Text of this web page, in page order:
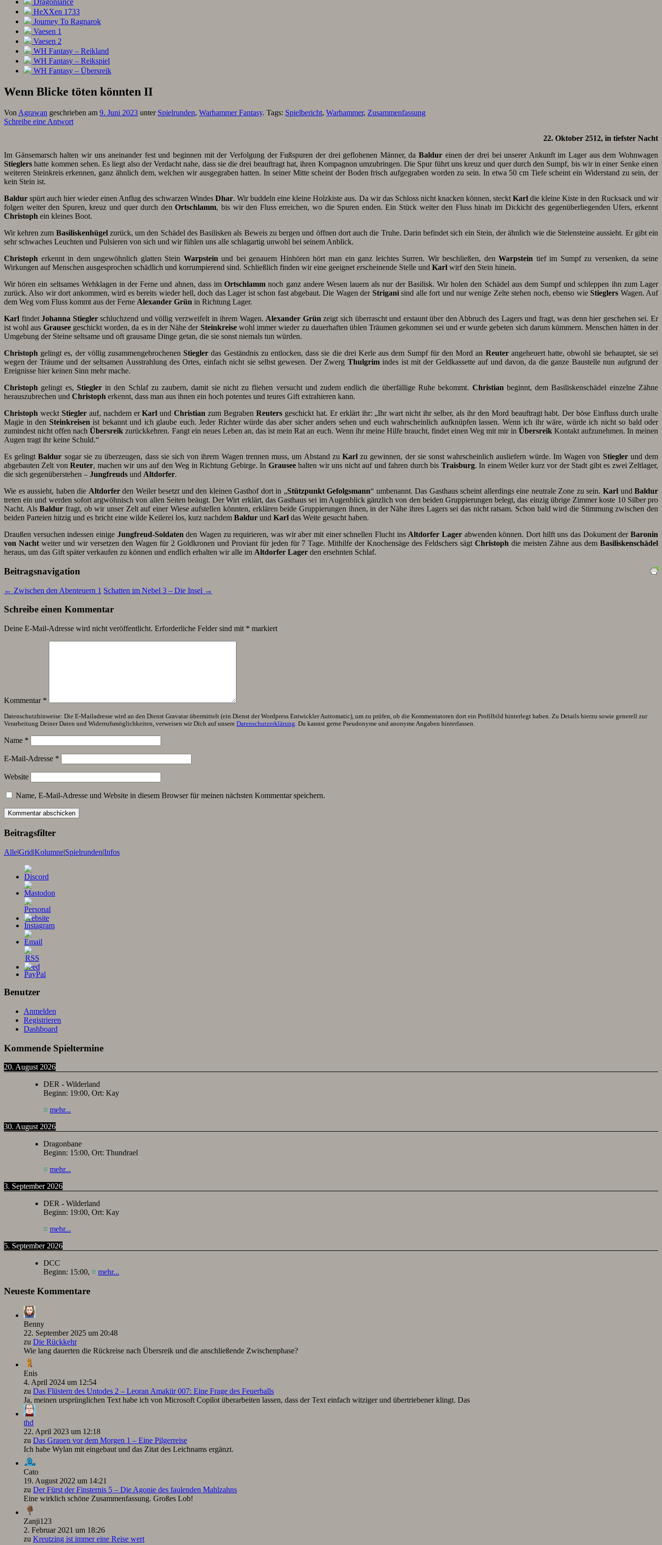
Dragonlance
HeXXen 1733
Journey To Ragnarok
Vaesen 1
Vaesen 2
WH Fantasy – Reikland
WH Fantasy – Reikspiel
WH Fantasy – Übersreik
Wenn Blicke töten könnten II
Von Agrawan geschrieben am 9. Juni 2023 unter Spielrunden, Warhammer Fantasy. Tags: Spielbericht, Warhammer, Zusammenfassung
Schreibe eine Antwort
22. Oktober 2512, in tiefster Nacht
Im Gänsemarsch halten wir uns aneinander fest und beginnen mit der Verfolgung der Fußspuren der drei geflohenen Männer, daBaldur einen der drei bei unserer Ankunft im Lager aus dem Wohnwagen
Stieglers hatte kommen sehen. Es liegt also der Verdacht nahe, dass sie die drei beauftragt hat, ihren Kompagnon umzubringen. Die Spur führt uns kreuz und quer durch den Sumpf, bis wir in einer Senke einen
weiteren Steinkreis erkennen, ganz ähnlich dem, welchen wir ausgegraben hatten. In seiner Mitte scheint der Boden frisch aufgegraben worden zu sein. In etwa 50 cm Tiefe scheint ein Widerstand zu sein, der
kein Stein ist.
Baldur spürt auch hier wieder einen Anflug des schwarzen WindesDhar. Wir buddeln eine kleine Holzkiste aus. Da wir das Schloss nicht knacken können, steckt Karldie kleine Kiste in den Rucksack und wir
folgen weiter den Spuren, kreuz und quer durch denOrtschlamm, bis wir den Fluss erreichen, wo die Spuren enden. Ein Stück weiter den Fluss hinab im Dickicht des gegenüberliegenden Ufers, erkennt
Christoph ein kleines Boot.
Wir kehren zum Basiliskenhügelzurück, um den Schädel des Basilisken als Beweis zu bergen und öffnen dort auch die Truhe. Darin befindet sich ein Stein, der ähnlich wie die Stelensteine aussieht. Er gibt ein
sehr schwaches Leuchten und Pulsieren von sich und wir fühlen uns alle schlagartig unwohl bei seinem Anblick.
Christoph erkennt in dem ungewöhnlich glatten Stein Warpstein und bei genauem Hinhören hört man ein ganz leichtes Surren. Wir beschließen, denWarpstein tief im Sumpf zu versenken, da seine
Wirkungen auf Menschen ausgesprochen schädlich und korrumpierend sind. Schließlich finden wir eine geeignet erscheinende Stelle und Karl wirf den Stein hinein.
Wir hören ein seltsames Wehklagen in der Ferne und ahnen, dass imOrtschlamm noch ganz andere Wesen lauern als nur der Basilisk. Wir holen den Schädel aus dem Sumpf und schleppen ihn zum Lager
zurück. Also wir dort ankommen, wird es bereits wieder hell, doch das Lager ist schon fast abgebaut. Die Wagen der Striganisind alle fort und nur wenige Zelte stehen noch, ebenso wieStieglers Wagen. Auf
dem Weg vom Fluss kommt aus der Ferne Alexander Grün in Richtung Lager.
Karl findetJohanna Stieglerschluchzend und völlig verzweifelt in ihrem Wagen. Alexander Grün zeigt sich überrascht und erstaunt über den Abbruch des Lagers und fragt, was denn hier geschehen sei. Er
ist wohl aus Grauseegeschickt worden, da es in der Nähe der Steinkreisewohl immer wieder zu dauerhaften üblen Träumen gekommen sei und er wurde gebeten sich darum kümmern. Menschen hätten in der
Umgebung der Steine seltsame und oft grausame Dinge getan, die sie sonst niemals tun würden.
Christoph gelingt es, der völlig zusammengebrochenenStiegler das Geständnis zu entlocken, dass sie die drei Kerle aus dem Sumpf für den Mord an Reuterangeheuert hatte, obwohl sie behauptet, sie sei
wegen der Träume und der seltsamen Ausstrahlung des Ortes, einfach nicht sie selbst gewesen. Der Zwerg Thulgrimindes ist mit der Geldkassette auf und davon, da die ganze Baustelle nun aufgrund der
Ereignisse hier keinen Sinn mehr mache.
Christoph gelingt es, Stieglerin den Schlaf zu zaubern, damit sie nicht zu fliehen versucht und zudem endlich die überfällige Ruhe bekommt. Christian beginnt, dem Basiliskenschädel einzelne Zähne
herauszubrechen und Christoph erkennt, dass man aus ihnen ein hoch potentes und teures Gift extrahieren kann.
Christoph weckt Stieglerauf, nachdem erKarl undChristian zum Begraben Reutersgeschickt hat. Er erklärt ihr: „Ihr wart nicht ihr selber, als ihr den Mord beauftragt habt. Der böse Einfluss durch uralte
Magie in den Steinkreisen ist bekannt und ich glaube euch. Jeder Richter würde das aber sicher anders sehen und euch wahrscheinlich aufknüpfen lassen. Wenn ich ihr wäre, würde ich nicht so bald oder
zumindest nicht offen nachÜbersreik zurückkehren. Fangt ein neues Leben an, das ist mein Rat an euch. Wenn ihr meine Hilfe braucht, findet einen Weg mit mir in ÜbersreikKontakt aufzunehmen. In meinen
Augen tragt ihr keine Schuld.“
Es gelingtBaldur sogar sie zu überzeugen, dass sie sich von ihrem Wagen trennen muss, um Abstand zu Karlzu gewinnen, der sie sonst wahrscheinlich ausliefern würde. Im Wagen von Stieglerund dem
abgebauten Zelt vonReuter, machen wir uns auf den Weg in Richtung Gebirge. In Grauseehalten wir uns nicht auf und fahren durch bis Traisburg. In einem Weiler kurz vor der Stadt gibt es zwei Zeltlager,
die sich gegenüberstehen – Jungfreuds und Altdorfer.
Wie es aussieht, haben die Altdorferden Weiler besetzt und den kleinen Gasthof dort in „Stützpunkt Gefolgsmann“ umbenannt. Das Gasthaus scheint allerdings eine neutrale Zone zu sein.Karl undBaldur
treten ein und werden sofort argwöhnisch von allen Seiten beäugt. Der Wirt erklärt, das Gasthaus sei im Augenblick gänzlich von den beiden Gruppierungen belegt, das einzig übrige Zimmer koste 10 Silber pro
Nacht. AlsBaldur fragt, ob wir unser Zelt auf einer Wiese aufstellen könnten, erklären beide Gruppierungen ihnen, in der Nähe ihres Lagers sei das nicht ratsam. Schon bald wird die Stimmung zwischen den
beiden Parteien hitzig und es bricht eine wilde Keilerei los, kurz nachdem Baldur und Karl das Weite gesucht haben.
Draußen versuchen indessen einige Jungfreud-Soldaten den Wagen zu requirieren, was wir aber mit einer schnellen Flucht ins Altdorfer Lager abwenden können. Dort hilft uns das Dokument derBaronin
von Nachtweiter und wir versetzen den Wagen für 2 Goldkronen und Proviant für jeden für 7 Tage. Mithilfe der Knochensäge des Feldschers sägtChristoph die meisten Zähne aus demBasiliskenschädel
heraus, um das Gift später verkaufen zu können und endlich erhalten wir alle im Altdorfer Lager den ersehnten Schlaf.
Beitragsnavigation
← Zwischen den Abenteuern 1 Schatten im Nebel 3 – Die Insel →
Schreibe einen Kommentar
Deine E-Mail-Adresse wird nicht veröffentlicht. Erforderliche Felder sind mit * markiert
Kommentar *
Datenschutzhinweise: Die E-Mailadresse wird an den Dienst Gravatar übermittelt (ein Dienst der Wordpress Entwickler Auttomatic), um zu prüfen, ob die Kommentatoren dort ein Profilbild hinterlegt haben. Zu Details hierzu sowie generell zur
Verarbeitung Deiner Daten und Widerrufsmöglichkeiten, verweisen wir Dich auf unsere Datenschutzerklärung. Du kannst gerne Pseudonyme und anonyme Angaben hinterlassen.
Name *
E-Mail-Adresse *
Website
Name, E-Mail-Adresse und Website in diesem Browser für meinen nächsten Kommentar speichern.
Beitragsfilter
Alle|Grid|Kolumne|Spielrunden|Infos
Benutzer
Anmelden
Registrieren
Dashboard
Kommende Spieltermine
20. August 2026
DER - Wilderland
Beginn: 19:00, Ort: Kay
≡ mehr...
30. August 2026
Dragonbane
Beginn: 15:00, Ort: Thundrael
≡ mehr...
3. September 2026
DER - Wilderland
Beginn: 19:00, Ort: Kay
≡ mehr...
5. September 2026
DCC
Beginn: 15:00, ≡ mehr...
Neueste Kommentare
Benny
22. September 2025 um 20:48
zu Die Rückkehr
Wie lang dauerten die Rückreise nach Übersreik und die anschließende Zwischenphase?
Enis
4. April 2024 um 12:54
zu Das Flüstern des Untodes 2 – Leoran Amakiir 007: Eine Frage des Feuerballs
Ja, meinen ursprünglichen Text habe ich von Microsoft Copilot überarbeiten lassen, dass der Text einfach witziger und übertriebener klingt. Das
thd
22. April 2023 um 12:18
zu Das Grauen vor dem Morgen 1 – Eine Pilgerreise
Ich habe Wylan mit eingebaut und das Zitat des Leichnams ergänzt.
Cato
19. August 2022 um 14:21
zu Der Fürst der Finsternis 5 – Die Agonie des faulenden Mahlzahns
Eine wirklich schöne Zusammenfassung. Großes Lob!
Zanji123
2. Februar 2021 um 18:26
zu Kreutzing ist immer eine Reise wert